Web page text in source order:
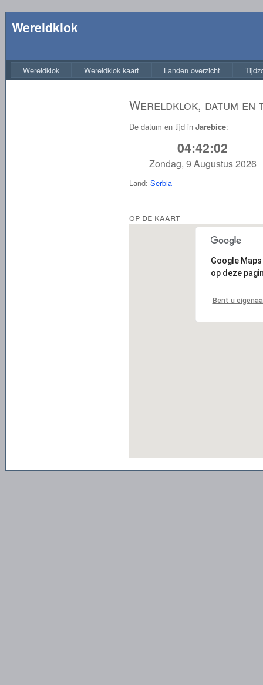
Wereldklok
Wereldklok Wereldklok kaart Landen overzicht
Wereldklok, datum en
De datum en tijd in Jarebice:
04:42:02
Zondag, 9 Augustus 2026
Land: Serbia
op de kaart
Google
op deze
Bent u